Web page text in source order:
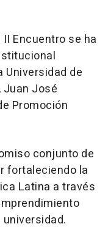
Encuentro se ha
Universidad de
Juan José
Promoción
conjunto de
fortaleciendo la
Latina a través